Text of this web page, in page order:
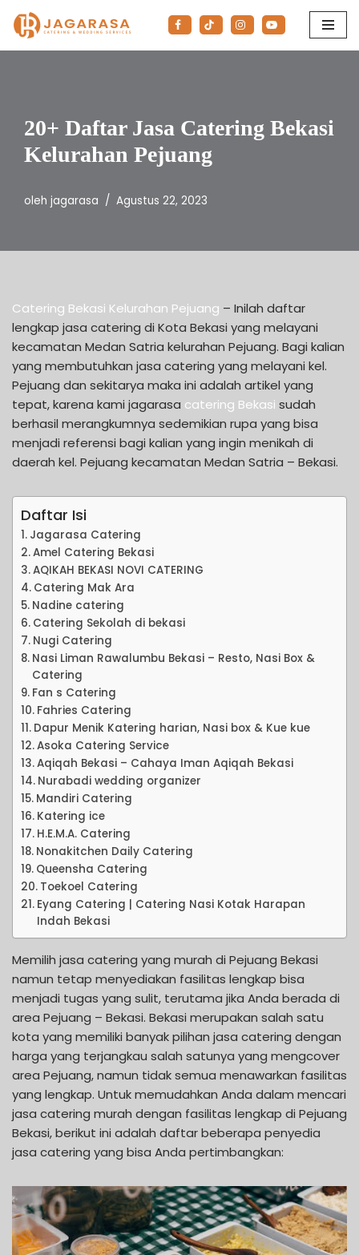
Lompat
20+ Daftar Jasa Catering Bekasi
Kelurahan Pejuang
oleh jagarasa Agustus 22, 2023
Catering Bekasi Kelurahan Pejuang – Inilah daftar
lengkap jasa catering di Kota Bekasi yang melayani
kecamatan Medan Satria kelurahan Pejuang. Bagi kalian
yang membutuhkan jasa catering yang melayani kel.
Pejuang dan sekitarya maka ini adalah artikel yang
tepat, karena kami jagarasa catering Bekasi sudah
berhasil merangkumnya sedemikian rupa yang bisa
menjadi referensi bagi kalian yang ingin menikah di
daerah kel. Pejuang kecamatan Medan Satria – Bekasi.
Daftar Isi
Jagarasa Catering
Amel Catering Bekasi
AQIKAH BEKASI NOVI CATERING
Catering Mak Ara
Nadine catering
Catering Sekolah di bekasi
Nugi Catering
Nasi Liman Rawalumbu Bekasi – Resto, Nasi Box &
Catering
Fan s Catering
Fahries Catering
Dapur Menik Katering harian, Nasi box & Kue kue
Asoka Catering Service
Aqiqah Bekasi – Cahaya Iman Aqiqah Bekasi
Nurabadi wedding organizer
Mandiri Catering
Katering ice
H.E.M.A. Catering
Nonakitchen Daily Catering
Queensha Catering
Toekoel Catering
Eyang Catering | Catering Nasi Kotak Harapan
Indah Bekasi
Memilih jasa catering yang murah di Pejuang Bekasi
namun tetap menyediakan fasilitas lengkap bisa
menjadi tugas yang sulit, terutama jika Anda berada di
area Pejuang – Bekasi. Bekasi merupakan salah satu
kota yang memiliki banyak pilihan jasa catering dengan
harga yang terjangkau salah satunya yang mengcover
area Pejuang, namun tidak semua menawarkan fasilitas
yang lengkap. Untuk memudahkan Anda dalam mencari
jasa catering murah dengan fasilitas lengkap di Pejuang
Bekasi, berikut ini adalah daftar beberapa penyedia
jasa catering yang bisa Anda pertimbangkan: